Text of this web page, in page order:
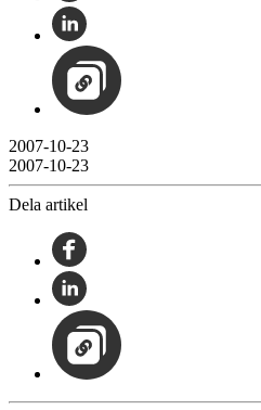
2007-10-23
2007-10-23
Dela artikel